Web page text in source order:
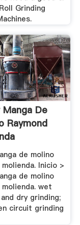
Grinding
Manga De
Raymond
de molino
molienda. Inicio >
de molino
molienda. wet
dry grinding;
circuit grinding